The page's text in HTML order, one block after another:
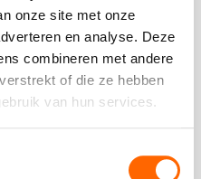
onze site met onze
en analyse. Deze
combineren met andere
of die ze hebben
van hun services.
met een inspirerende